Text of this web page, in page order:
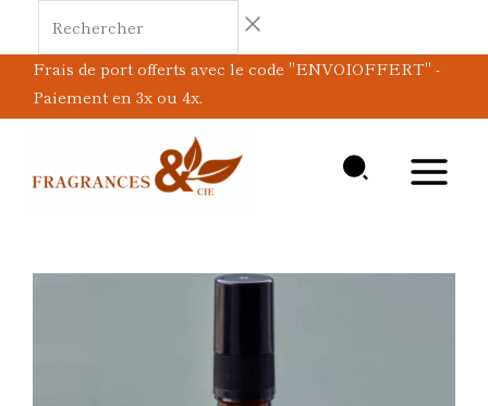
contenuFrais de port offerts avec le code "ENVOIOFFERT" -
Paiement en 3x ou 4x.